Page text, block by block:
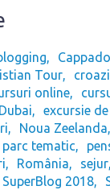
Tour
online
Dubai excursie
Noua Zeelanda
parc tematic
România sejur
SuperBlog 2018